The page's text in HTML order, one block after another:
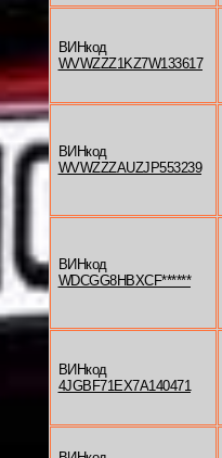
ВИНкод
WVWZZZ1KZ7W133617
ВИНкод
WVWZZZAUZJP553239
ВИНкод
WDCGG8HBXCF******
ВИНкод
4JGBF71EX7A140471